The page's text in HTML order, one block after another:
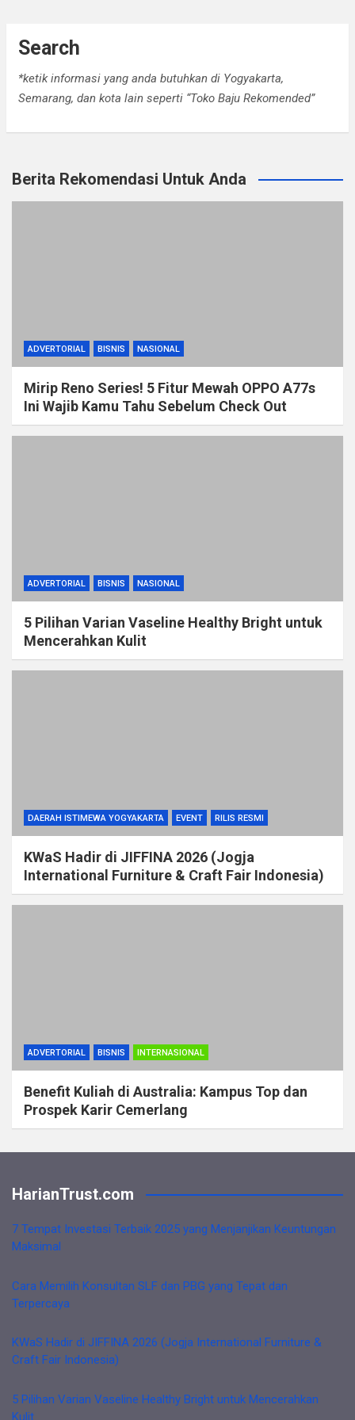
Search
*ketik informasi yang anda butuhkan di Yogyakarta,
Semarang, dan kota lain seperti “Toko Baju Rekomended”
Berita Rekomendasi Untuk Anda
ADVERTORIAL BISNIS NASIONAL
Mirip Reno Series! 5 Fitur Mewah OPPO A77s
Ini Wajib Kamu Tahu Sebelum Check Out
ADVERTORIAL BISNIS NASIONAL
5 Pilihan Varian Vaseline Healthy Bright untuk
Mencerahkan Kulit
DAERAH ISTIMEWA YOGYAKARTA EVENT RILIS RESMI
KWaS Hadir di JIFFINA 2026 (Jogja
International Furniture & Craft Fair Indonesia)
ADVERTORIAL BISNIS INTERNASIONAL
Benefit Kuliah di Australia: Kampus Top dan
Prospek Karir Cemerlang
HarianTrust.com
7 Tempat Investasi Terbaik 2025 yang Menjanjikan Keuntungan
Maksimal
Cara Memilih Konsultan SLF dan PBG yang Tepat dan
Terpercaya
KWaS Hadir di JIFFINA 2026 (Jogja International Furniture &
Craft Fair Indonesia)
5 Pilihan Varian Vaseline Healthy Bright untuk Mencerahkan
Kulit